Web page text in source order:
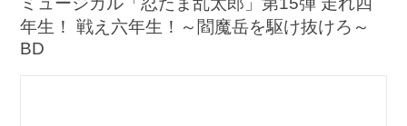
年生！ 戦え六年生！～閻魔岳を駆け抜けろ～
BD